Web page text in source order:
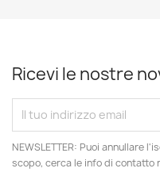
Ricevi le nostre
NEWSLETTER: Puoi annullare
scopo, cerca le info di contatto